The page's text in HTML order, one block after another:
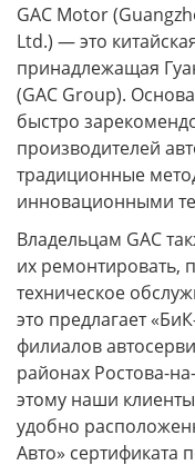
GAC Motor
Ltd.) — это
принадлежащая
(GAC Group).
быстро
производителей
традиционные
инновационными
Владельцам GAC
их ремонтировать,
техническое
это предлагает
филиалов
районах Ростова-
этому наши
удобно
Авто» сертификата